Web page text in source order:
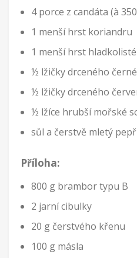
4 porce z candáta (à
1 menší hrst koriandru
1 menší hrst
½ lžičky drceného
½ lžičky drceného
½ lžíce hrubší mořské
sůl a čerstvě mletý pepř
Příloha:
800 g brambor typu B
2 jarní cibulky
20 g čerstvého křenu
100 g másla